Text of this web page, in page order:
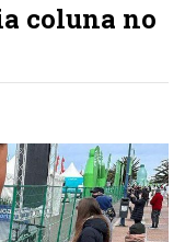
coluna no